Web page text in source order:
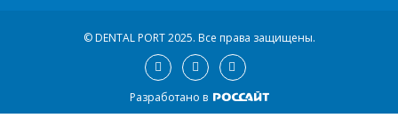
© DENTAL PORT 2025. Все права защищены.
Разработано в